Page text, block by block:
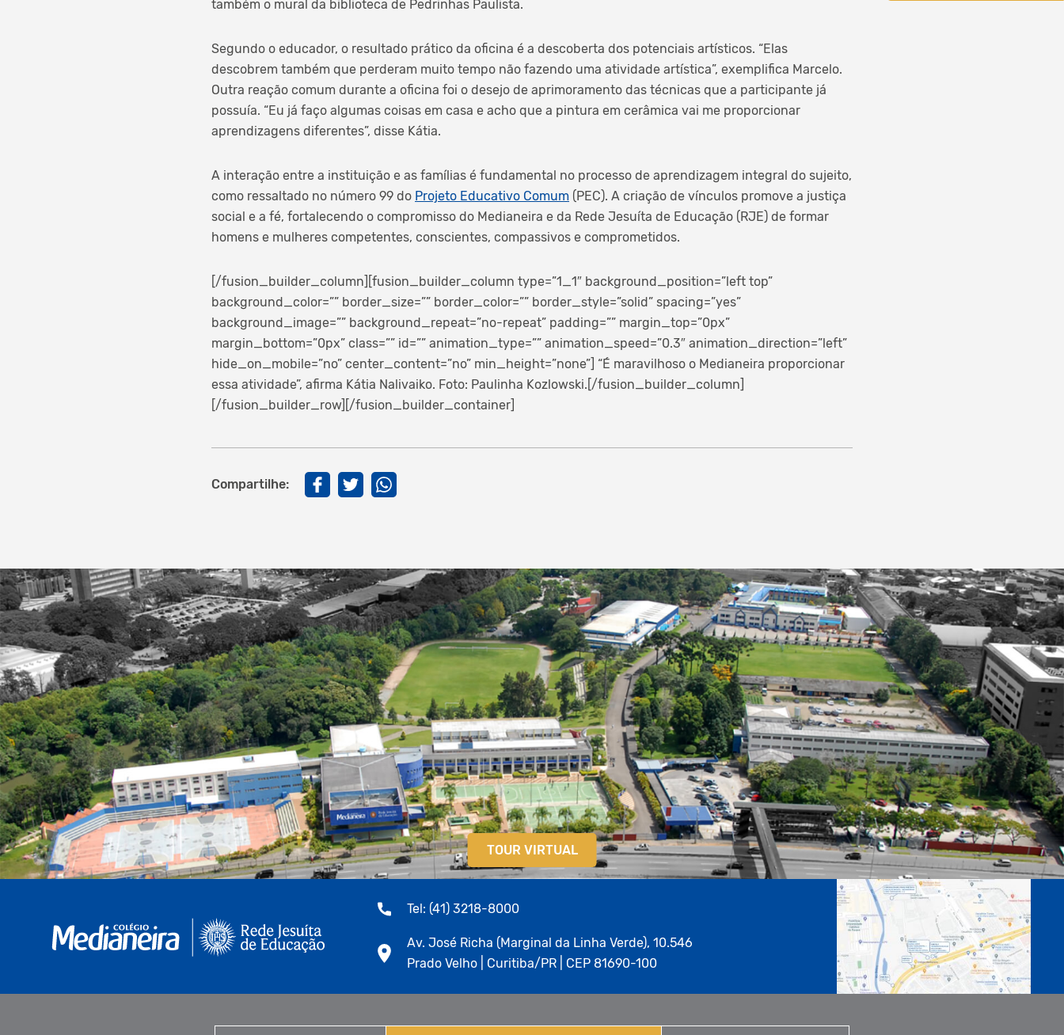
também o mural da biblioteca de Pedrinhas Paulista.
Segundo o educador, o resultado prático da oficina é a descoberta dos potenciais artísticos. “Elas
descobrem também que perderam muito tempo não fazendo uma atividade artística”, exemplifica Marcelo.
Outra reação comum durante a oficina foi o desejo de aprimoramento das técnicas que a participante já
possuía. “Eu já faço algumas coisas em casa e acho que a pintura em cerâmica vai me proporcionar
aprendizagens diferentes”, disse Kátia.
A interação entre a instituição e as famílias é fundamental no processo de aprendizagem integral do sujeito,
como ressaltado no número 99 do Projeto Educativo Comum (PEC). A criação de vínculos promove a justiça
social e a fé, fortalecendo o compromisso do Medianeira e da Rede Jesuíta de Educação (RJE) de formar
homens e mulheres competentes, conscientes, compassivos e comprometidos.
[/fusion_builder_column][fusion_builder_column type=”1_1″ background_position=”left top”
background_color=”” border_size=”” border_color=”” border_style=”solid” spacing=”yes”
background_image=”” background_repeat=”no-repeat” padding=”” margin_top=”0px”
margin_bottom=”0px” class=”” id=”” animation_type=”” animation_speed=”0.3″ animation_direction=”left”
hide_on_mobile=”no” center_content=”no” min_height=”none”] “É maravilhoso o Medianeira proporcionar
essa atividade”, afirma Kátia Nalivaiko. Foto: Paulinha Kozlowski.[/fusion_builder_column]
[/fusion_builder_row][/fusion_builder_container]
Compartilhe:
TOUR VIRTUAL
Tel: (41) 3218-8000
Av. José Richa (Marginal da Linha Verde), 10.546
Prado Velho | Curitiba/PR | CEP 81690-100